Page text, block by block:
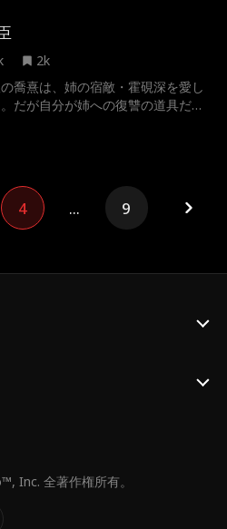
も乗り越えていきます。時間が経
、ついに彼は契約結婚したCEOの
止めるのです...
2k
喬熹は、姉の宿敵・霍硯深を愛し
だが自分が姉への復讐の道具だっ
4 ... 9
Inc. 全著作権所有。